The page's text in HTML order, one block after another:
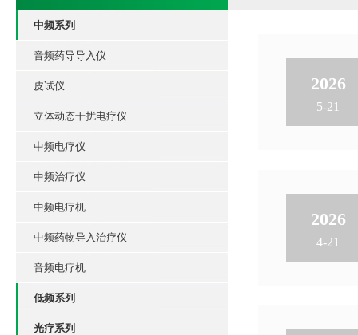
中频系列
音频药导导入仪
皮试仪
立体动态干扰电疗仪
中频电疗仪
中频治疗仪
中频电疗机
中频药物导入治疗仪
音频电疗机
低频系列
光疗系列
2026
5-21
2026
4-21